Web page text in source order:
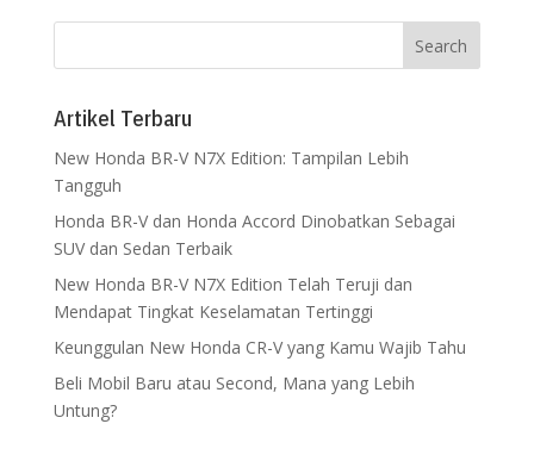
Artikel Terbaru
New Honda BR-V N7X Edition: Tampilan Lebih
Tangguh
Honda BR-V dan Honda Accord Dinobatkan Sebagai
SUV dan Sedan Terbaik
New Honda BR-V N7X Edition Telah Teruji dan
Mendapat Tingkat Keselamatan Tertinggi
Keunggulan New Honda CR-V yang Kamu Wajib Tahu
Beli Mobil Baru atau Second, Mana yang Lebih
Untung?